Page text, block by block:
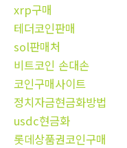
xrp구매
테더코인판매
sol판매처
비트코인 손대손
코인구매사이트
정치자금현금화방법
usdc현금화
롯데상품권코인구매